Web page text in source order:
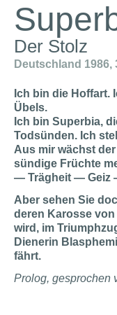
Der Stolz
Deutschland 1986,
Ich bin die Hoffart.
Übels.
Ich bin Superbia,
Todsünden. Ich
Aus mir wächst
sündige Früchte
— Trägheit — Geiz
Aber sehen Sie
deren Karosse
wird, im
Dienerin
fährt.
Prolog, gesprochen